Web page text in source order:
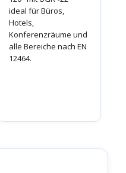
ideal für Büros,
Hotels,
Konferenzräume und
alle Bereiche nach EN
12464.